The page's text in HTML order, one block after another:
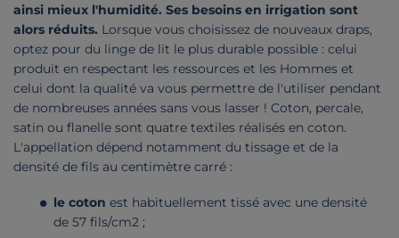
ainsi mieux l'humidité. Ses besoins en irrigation sont
alors réduits. Lorsque vous choisissez de nouveaux draps,
optez pour du linge de lit le plus durable possible : celui
produit en respectant les ressources et les Hommes et
celui dont la qualité va vous permettre de l'utiliser pendant
de nombreuses années sans vous lasser ! Coton, percale,
satin ou flanelle sont quatre textiles réalisés en coton.
L'appellation dépend notamment du tissage et de la
densité de fils au centimètre carré :
le coton est habituellement tissé avec une densité
de 57 fils/cm2 ;